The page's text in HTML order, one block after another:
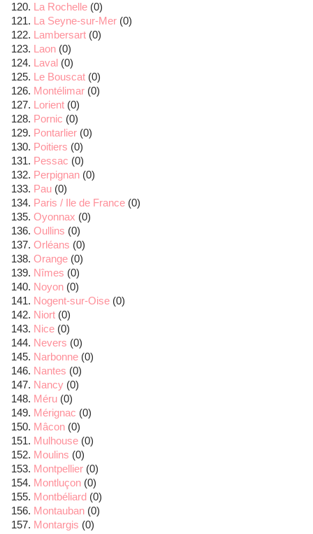
La Rochelle (0)
La Seyne-sur-Mer (0)
Lambersart (0)
Laon (0)
Laval (0)
Le Bouscat (0)
Montélimar (0)
Lorient (0)
Pornic (0)
Pontarlier (0)
Poitiers (0)
Pessac (0)
Perpignan (0)
Pau (0)
Paris / Ile de France (0)
Oyonnax (0)
Oullins (0)
Orléans (0)
Orange (0)
Nîmes (0)
Noyon (0)
Nogent-sur-Oise (0)
Niort (0)
Nice (0)
Nevers (0)
Narbonne (0)
Nantes (0)
Nancy (0)
Méru (0)
Mérignac (0)
Mâcon (0)
Mulhouse (0)
Moulins (0)
Montpellier (0)
Montluçon (0)
Montbéliard (0)
Montauban (0)
Montargis (0)